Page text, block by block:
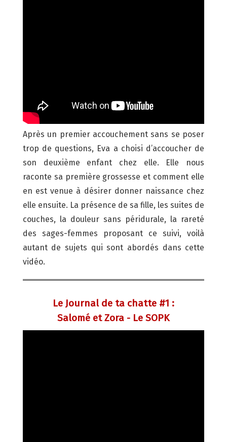
Après un premier accouchement sans se poser
trop de questions, Eva a choisi d’accoucher de
son deuxième enfant chez elle. Elle nous
raconte sa première grossesse et comment elle
en est venue à désirer donner naissance chez
elle ensuite. La présence de sa fille, les suites de
couches, la douleur sans péridurale, la rareté
des sages-femmes proposant ce suivi, voilà
autant de sujets qui sont abordés dans cette
vidéo.
Le Journal de ta chatte #1 :
Salomé et Zora - Le SOPK